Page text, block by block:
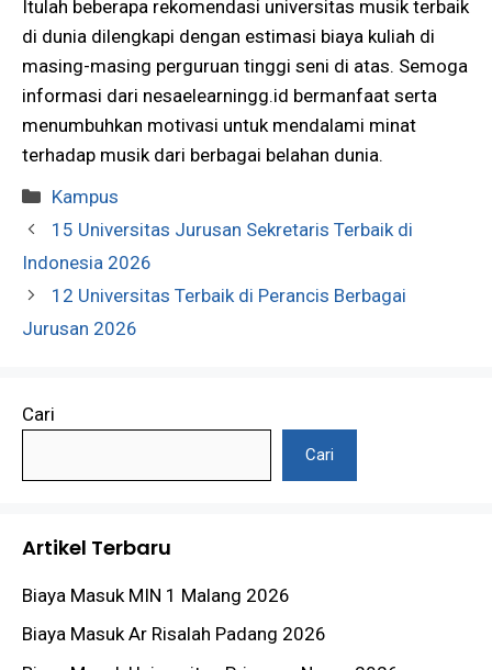
Itulah beberapa rekomendasi universitas musik terbaik
di dunia dilengkapi dengan estimasi biaya kuliah di
masing-masing perguruan tinggi seni di atas. Semoga
informasi dari nesaelearningg.id bermanfaat serta
menumbuhkan motivasi untuk mendalami minat
terhadap musik dari berbagai belahan dunia.
Kategori
Kampus
15 Universitas Jurusan Sekretaris Terbaik di
Indonesia 2026
12 Universitas Terbaik di Perancis Berbagai
Jurusan 2026
Cari
Cari
Artikel Terbaru
Biaya Masuk MIN 1 Malang 2026
Biaya Masuk Ar Risalah Padang 2026